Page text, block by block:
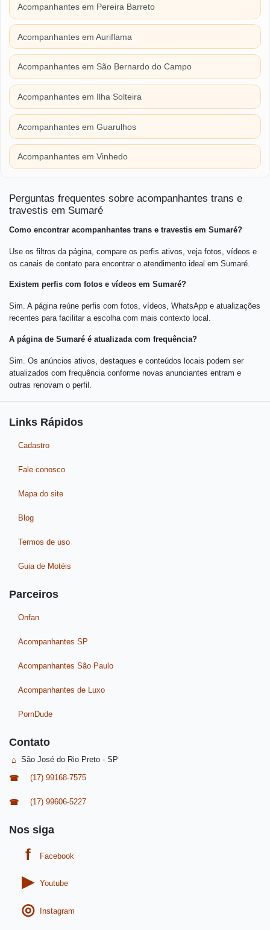
Acompanhantes em Pereira Barreto
Acompanhantes em Auriflama
Acompanhantes em São Bernardo do Campo
Acompanhantes em Ilha Solteira
Acompanhantes em Guarulhos
Acompanhantes em Vinhedo
Perguntas frequentes sobre acompanhantes trans e
travestis em Sumaré
Como encontrar acompanhantes trans e travestis em Sumaré?
Use os filtros da página, compare os perfis ativos, veja fotos, vídeos e
os canais de contato para encontrar o atendimento ideal em Sumaré.
Existem perfis com fotos e vídeos em Sumaré?
Sim. A página reúne perfis com fotos, vídeos, WhatsApp e atualizações
recentes para facilitar a escolha com mais contexto local.
A página de Sumaré é atualizada com frequência?
Sim. Os anúncios ativos, destaques e conteúdos locais podem ser
atualizados com frequência conforme novas anunciantes entram e
outras renovam o perfil.
Links Rápidos
Cadastro
Fale conosco
Mapa do site
Blog
Termos de uso
Guia de Motéis
Parceiros
Onfan
Acompanhantes SP
Acompanhantes São Paulo
Acompanhantes de Luxo
PornDude
Contato
São José do Rio Preto - SP
(17) 99168-7575
(17) 99606-5227
Nos siga
Facebook
Youtube
Instagram